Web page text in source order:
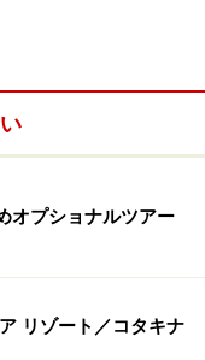
車で1時間ほどかか
アラン・ミーゴレ
の中でもアクセス
オプショナルツアー
リゾート／コタキナ